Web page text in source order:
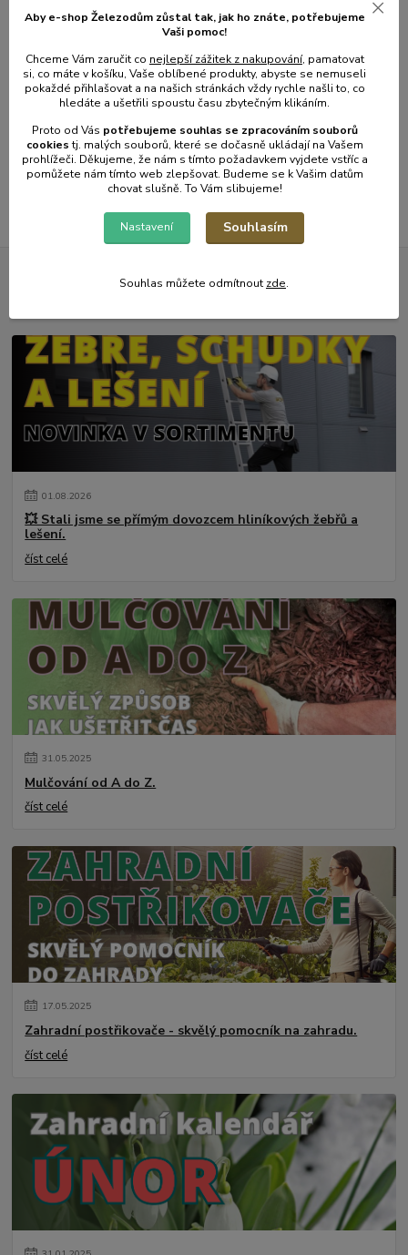
2 003 Kčbez
Přidat do košíku
strana z 1
Novinky z našeho blogu
01.08.2026
💥 Stali jsme se přímým dovozcem hliníkových žebřů a
lešení.
číst celé
31.05.2025
Mulčování od A do Z.
číst celé
17.05.2025
Zahradní postřikovače - skvělý pomocník na zahradu.
číst celé
Aby e-shop Železodům zůstal tak, jak ho znáte, potřebujeme
Vaši pomoc!
Chceme Vám zaručit co nejlepší zážitek z nakupování, pamatovat
si, co máte v košíku, Vaše oblíbené produkty, abyste se nemuseli
pokaždé přihlašovat a na našich stránkách vždy rychle našli to, co
hledáte a ušetřili spoustu času zbytečným klikáním.
Proto od Vás potřebujeme souhlas se zpracováním souborů
cookiestj. malých souborů, které se dočasně ukládají na Vašem
prohlížeči. Děkujeme, že nám s tímto požadavkem vyjdete vstříc a
pomůžete nám tímto web zlepšovat. Budeme se k Vašim datům
chovat slušně. To Vám slibujeme!
Nastavení Souhlasím
Souhlas můžete odmítnout zde.